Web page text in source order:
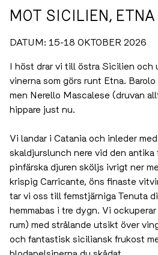
MOT SICILIEN,
vinerna som görs runt Etna.
men Nerello Mascalese (druvan
och skaldjurslunch nere vid den
De pinfärska djuren sköljs ivrigt
och krispig Carricante, öns finaste
smålulliga tar vi oss till
som blir vår hemmabas i tre dygn.
egendomen (7 rum) med strålande
vingårdarna, en härlig pool och
frukost med juice på de rödaste